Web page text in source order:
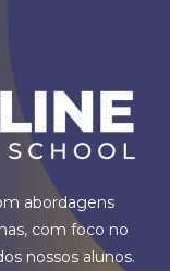
abordagens
com foco no
nossos alunos.